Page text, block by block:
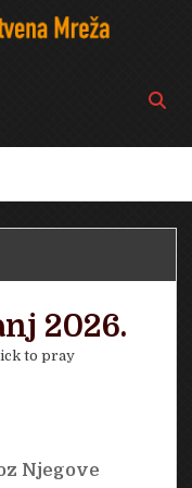
Open
bar
2026.
to pray
Njegove